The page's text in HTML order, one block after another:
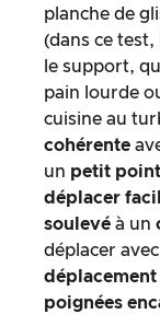
planche de
(dans ce test,
le support,
pain lourde
cuisine au
cohérente
un petit
déplacer
soulevé à un
déplacer avec
poignées